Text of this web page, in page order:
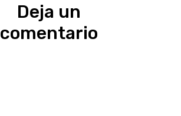
Deja un
comentario